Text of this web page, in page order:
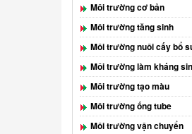
Môi trường cơ bản
Môi trường tăng sinh
Môi trường nuôi cấy bổ
Môi trường làm kháng
Môi trường tạo màu
Môi trường ống tube
Môi trường vận chuyển